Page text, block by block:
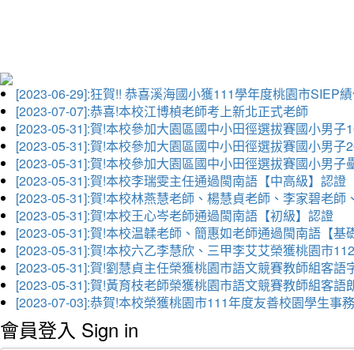
[2023-06-29]:狂賀!! 恭喜溪海國小獲111學年度桃園市SIEP
[2023-07-07]:恭喜!本校江博楨老師考上新北正式老師
[2023-05-31]:賀!本校參加大園區國中小田徑選拔賽國小男子
[2023-05-31]:賀!本校參加大園區國中小田徑選拔賽國小男
[2023-05-31]:賀!本校參加大園區國中小田徑選拔賽國小男子
[2023-05-31]:賀!本校李瑞雯主任通過閩南語【中高級】認證
[2023-05-31]:賀!本校林燕慧老師、楊慧貞老師、李家碧老
[2023-05-31]:賀!本校王心岑老師通過閩南語【初級】認證
[2023-05-31]:賀!本校温韖老師、簡惠如老師通過閩南語【基
[2023-05-31]:賀!本校六乙李慧欣、三甲李艾艾榮獲桃園市
[2023-05-31]:賀!劉慧貞主任榮獲桃園市語文競賽教師組客語
[2023-05-31]:賀!黃育枝老師榮獲桃園市語文競賽教師組客語
[2023-07-03]:恭賀!本校榮獲桃園市111年度友善校園學生事
會員登入 Sign in